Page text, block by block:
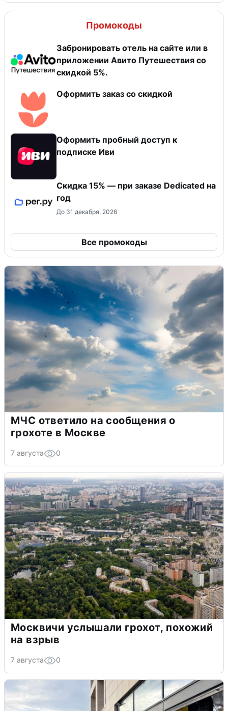
Промокоды
Забронировать отель на сайте или в
приложении Авито Путешествия со
скидкой 5%.
Оформить заказ со скидкой
Оформить пробный доступ к
подписке Иви
Скидка 15% — при заказе Dedicated на
год
До 31 декабря, 2026
Все промокоды
МЧС ответило на сообщения о
грохоте в Москве
7 августа 0
Москвичи услышали грохот, похожий
на взрыв
7 августа 0